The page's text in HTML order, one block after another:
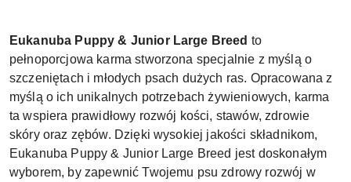
Eukanuba Puppy & Junior Large Breed to
pełnoporcjowa karma stworzona specjalnie z myślą o
szczeniętach i młodych psach dużych ras. Opracowana z
myślą o ich unikalnych potrzebach żywieniowych, karma
ta wspiera prawidłowy rozwój kości, stawów, zdrowie
skóry oraz zębów. Dzięki wysokiej jakości składnikom,
Eukanuba Puppy & Junior Large Breed jest doskonałym
wyborem, by zapewnić Twojemu psu zdrowy rozwój w